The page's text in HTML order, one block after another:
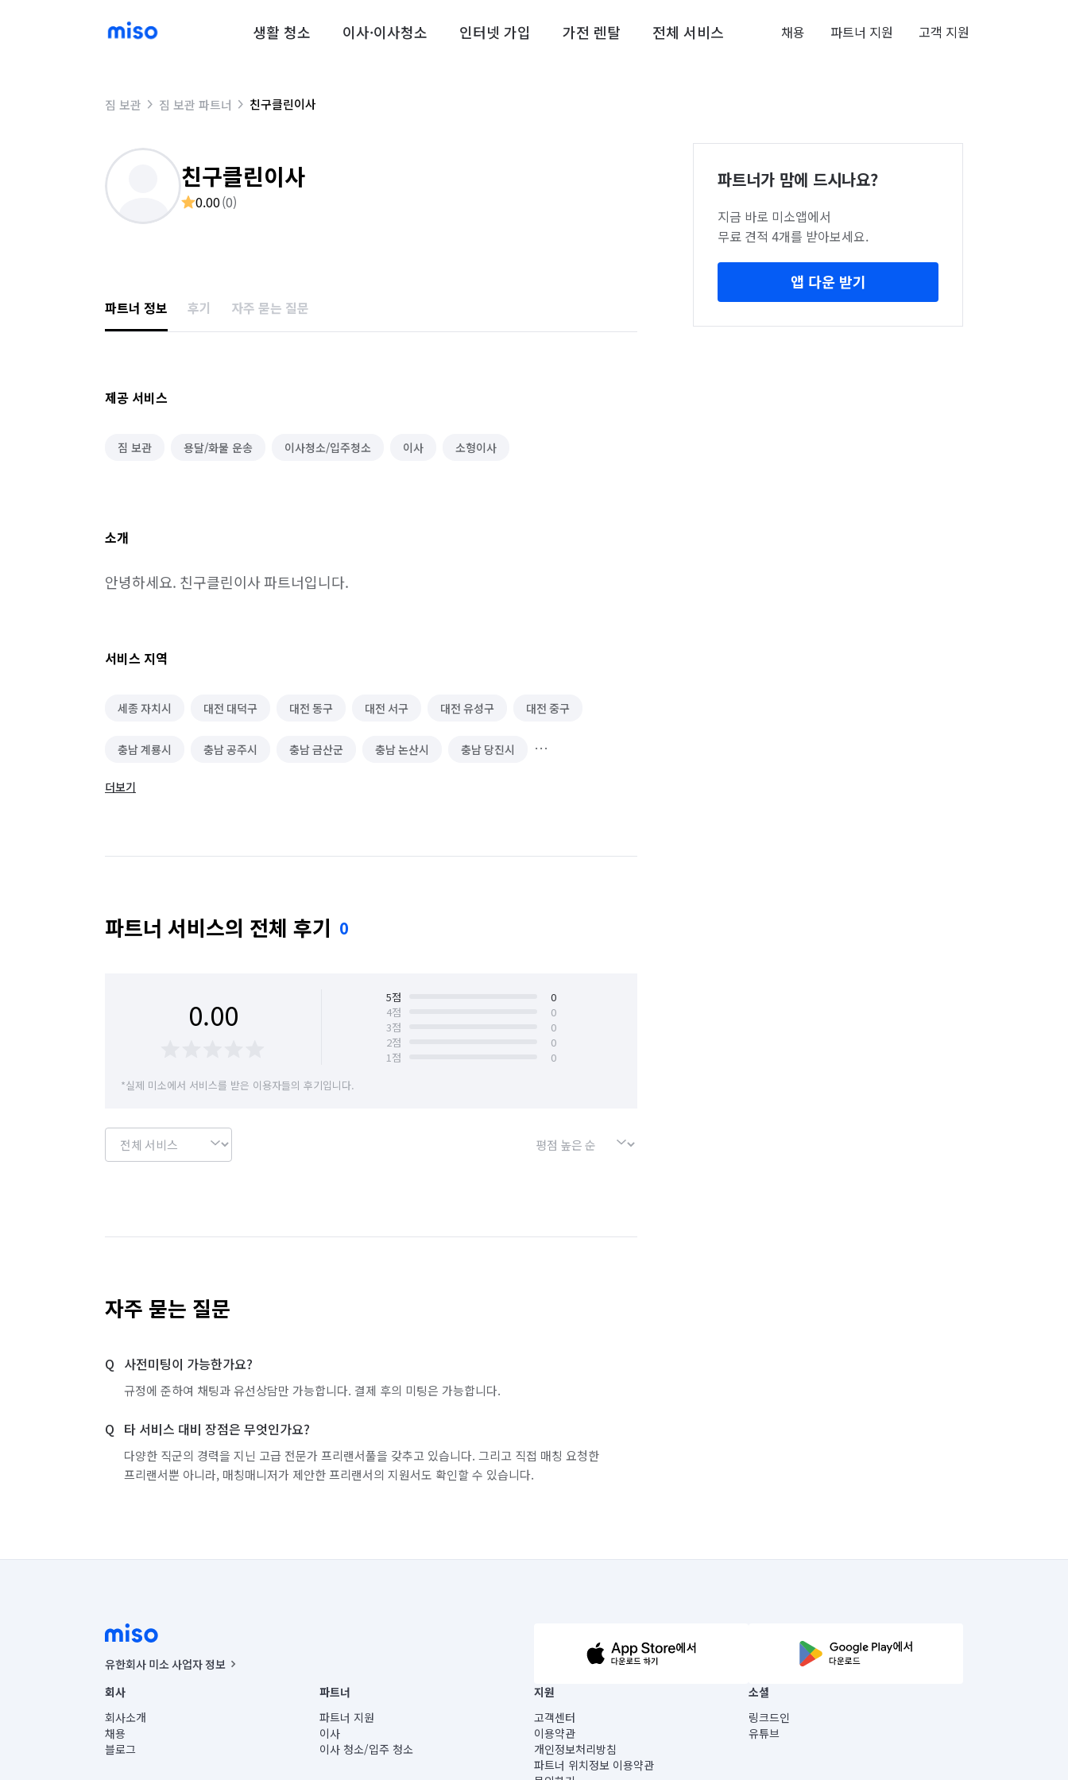
생활 청소 이사·이사청소 인터넷 가입 가전 렌탈 전체 서비스 채용 파트너 지원 고객 지원
짐 보관 짐 보관 파트너 친구클린이사
친구클린이사
0.00(0)
파트너 정보 후기 자주 묻는 질문
제공 서비스
짐 보관 용달/화물 운송 이사청소/입주청소 이사 소형이사
소개
안녕하세요. 친구클린이사 파트너입니다.
서비스 지역
세종 자치시 대전 대덕구 대전 동구 대전 서구 대전 유성구 대전 중구
충남 계룡시 충남 공주시 충남 금산군 충남 논산시 충남 당진시
충남 보령시
충북 영동군 충북 옥천군 충북 음성군
더보기
파트너 서비스의 전체 후기 0
0.00 5점
0
4점
0
3점
0
2점
0
1점
0
*실제 미소에서 서비스를 받은 이용자들의 후기입니다.
자주 묻는 질문
사전미팅이 가능한가요?
규정에 준하여 채팅과 유선상담만 가능합니다. 결제 후의 미팅은 가능합니다.
타 서비스 대비 장점은 무엇인가요?
다양한 직군의 경력을 지닌 고급 전문가 프리랜서풀을 갖추고 있습니다. 그리고 직접 매칭 요청한
프리랜서뿐 아니라, 매칭매니저가 제안한 프리랜서의 지원서도 확인할 수 있습니다.
파트너가 맘에 드시나요?
지금 바로 미소앱에서
무료 견적 4개를 받아보세요.
앱 다운 받기
유한회사 미소 사업자 정보
사업자등록번호 : 291-87-00271 | 인허가번호 : 2016-3220163-14-5-00019 |
통신판매신고번호 : 2024-서울종로-1400(공정거래위원회 정보) |
대표이사 : CHING VICTOR COLUMBIA RHEE
주소 | 본사: 서울특별시 종로구 율곡로 6(중학동, 트윈트리빌딩) B동 5층
컨택센터 : 서울특별시 종로구 수송동 율곡로 24, 7층, 8층 미소
회사
회사소개
채용
블로그
파트너
파트너 지원
이사
이사 청소/입주 청소
지원
고객센터
이용약관
개인정보처리방침
파트너 위치정보 이용약관
소셜
링크드인
유튜브